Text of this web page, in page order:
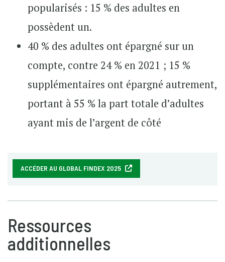
popularisés : 15 % des adultes en
possèdent un.
40 % des adultes ont épargné sur un
compte, contre 24 % en 2021 ; 15 %
supplémentaires ont épargné autrement,
portant à 55 % la part totale d’adultes
ayant mis de l’argent de côté
ACCÉDER AU GLOBAL FINDEX 2025
Ressources
additionnelles